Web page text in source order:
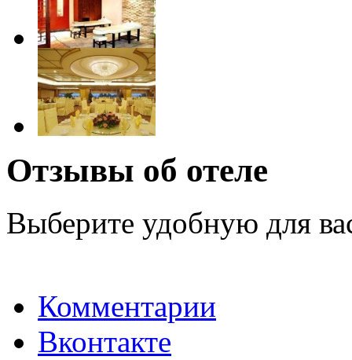
Отзывы об отеле
Выберите удобную для
Комментарии
Вконтакте